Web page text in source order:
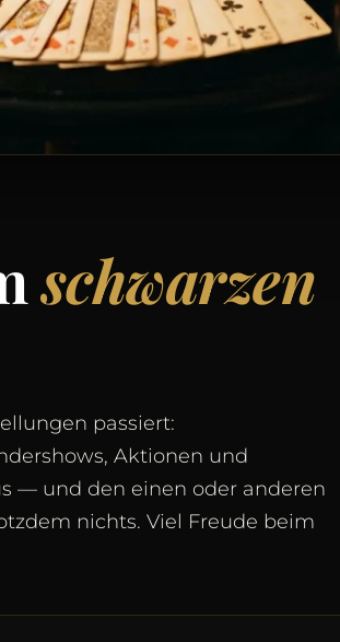
schwarzen
passiert:
Aktionen und
— und den einen oder anderen
nichts. Viel Freude beim